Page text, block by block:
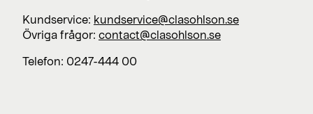
Kundservice: kundservice@clasohlson.se
Övriga frågor: contact@clasohlson.se
Telefon: 0247-444 00